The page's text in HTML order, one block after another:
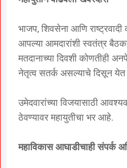
भाजप, शिवसेना आणि राष्ट्रवादी
आपल्या आमदारांशी स्वतंत्र
मतदानाच्या दिवशी कोणतीही
नेतृत्व सतर्क असल्याचे दिसून
उमेदवारांच्या विजयासाठी
ठेवण्यावर महायुतीचा भर आहे.
महाविकास आघाडीचाही संपर्क